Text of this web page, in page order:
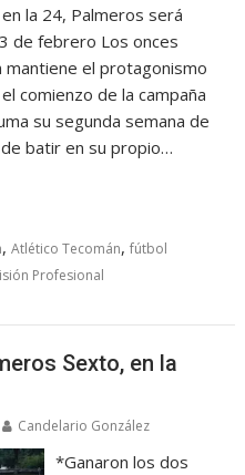
la 24, Palmeros será
de febrero Los onces
el protagonismo
comienzo de la campaña
su segunda semana de
batir en su propio…
,Atlético Tecomán,fútbol
Profesional
Sexto, en la
Candelario González
*Ganaron los dos